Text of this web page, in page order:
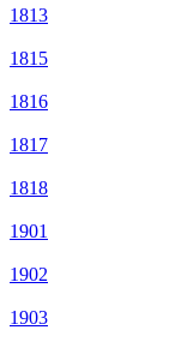
1813
1815
1816
1817
1818
1901
1902
1903